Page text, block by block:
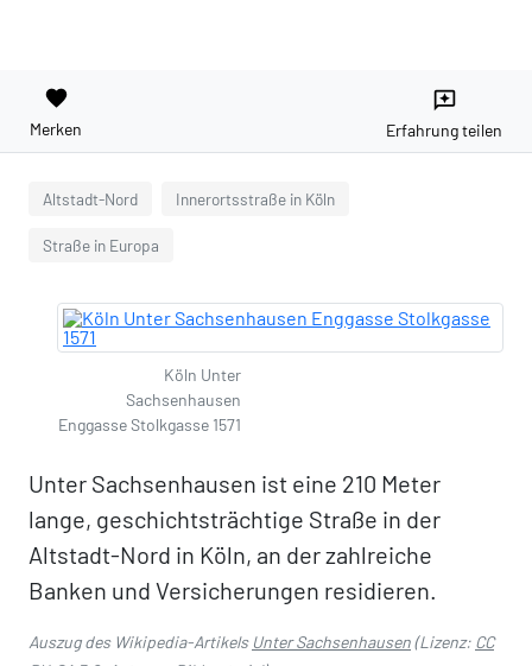
favorite
Merken
reviews
Erfahrung teilen
Altstadt-Nord Innerortsstraße in Köln
Straße in Europa
Köln Unter
Sachsenhausen
Enggasse Stolkgasse 1571
Unter Sachsenhausen ist eine 210 Meter
lange, geschichtsträchtige Straße in der
Altstadt-Nord in Köln, an der zahlreiche
Banken und Versicherungen residieren.
Auszug des Wikipedia-Artikels Unter Sachsenhausen(Lizenz: CC